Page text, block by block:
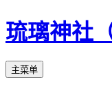
琉璃神社
搜
主菜单